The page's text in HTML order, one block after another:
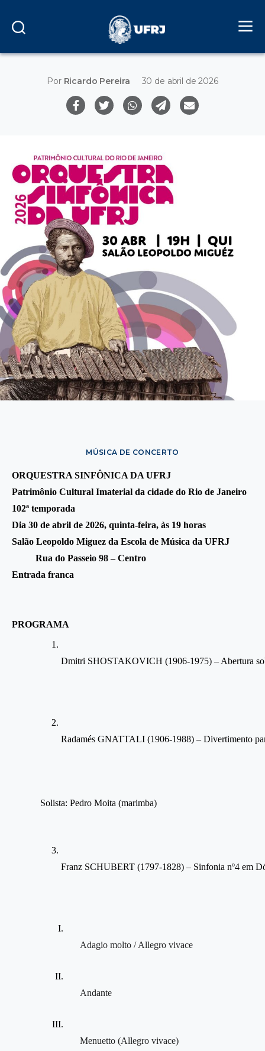
Por Ricardo Pereira 30 de abril de 2026
MÚSICA DE CONCERTO
ORQUESTRA SINFÔNICA DA UFRJ
Patrimônio Cultural Imaterial da cidade do Rio de Janeiro
102a temporada
Dia 30 de abril de 2026, quinta-feira, às 19 horas
Salão Leopoldo Miguez da Escola de Música da UFRJ
Rua do Passeio 98 – Centro
Entrada franca
PROGRAMA
Dmitri SHOSTAKOVICH (1906-1975) – Abertura
Radamés GNATTALI (1906-1988) – Divertimento
Solista: Pedro Moita (marimba)
Franz SCHUBERT (1797-1828) – Sinfonia no4 em
Adagio molto / Allegro vivace
Andante
Menuetto (Allegro vivace)